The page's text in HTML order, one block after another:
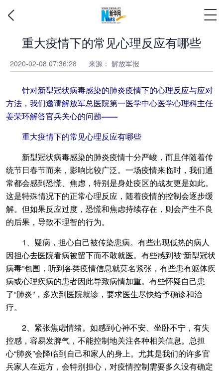
重大疫情下的常见心理反应有哪些
2020-02-08 07:36:28 来源： 解放军报
针对新型冠状病毒感染的肺炎疫情下的心理反应与应对
方法，我们邀请解放军总医院第一医学中心医学心理科主任
姜荣环解答官兵关心的问题——
重大疫情下的常见心理反应有哪些
新型冠状病毒感染的肺炎疫情十分严峻，而且伴随着传
统节日春节而来，影响比较广泛。一场疫情来临时，我们通
常都会感到恐慌、焦虑，特别是身处疫区的战友更是如此。
这是特殊情况下的正常心理反应，随着疫情的控制会逐步缓
解。但如果反应过度，恐慌和焦虑持续存在，则会产生不良
的后果，导致不理智的行为。
1、疑病，担心自己被传染患病。有些出现低热的病人
因担心去医院看病被留下而不敢就医。有些感到被“新型冠状
病毒”包围，听到各类疫情信息就莫名紧张，有些患有躯体疾
病或心理疾病的患者因此导致病情加重。有些怀疑自己患
了“肺炎”，多次到医院就诊，要求医生尽快给予确诊和治
疗。
2、紧张焦虑情绪。如感到心神不安、坐卧不宁，有失
控感，容易发脾气，不能控制地关注各种相关信息。总担
心“肺炎”会降临到自己和家人的身上。尤其是我们的许多官
兵家人在远方，会特别担心，对疫情控制需要多久没有确定